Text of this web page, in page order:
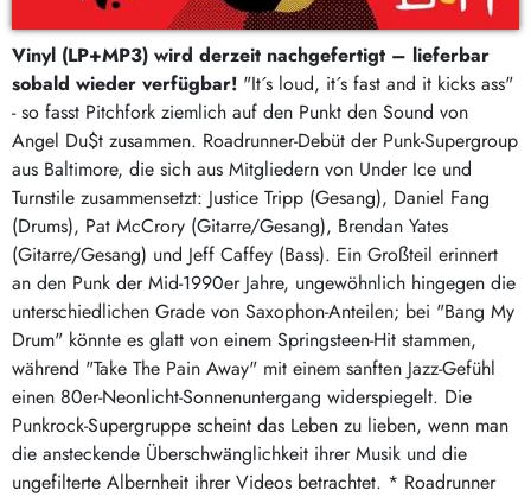
Vinyl (LP+MP3) wird derzeit nachgefertigt – lieferbar
sobald wieder verfügbar! "It´s loud, it´s fast and it kicks ass"
- so fasst Pitchfork ziemlich auf den Punkt den Sound von
Angel Du$t zusammen. Roadrunner-Debüt der Punk-Supergroup
aus Baltimore, die sich aus Mitgliedern von Under Ice und
Turnstile zusammensetzt: Justice Tripp (Gesang), Daniel Fang
(Drums), Pat McCrory (Gitarre/Gesang), Brendan Yates
(Gitarre/Gesang) und Jeff Caffey (Bass). Ein Großteil erinnert
an den Punk der Mid-1990er Jahre, ungewöhnlich hingegen die
unterschiedlichen Grade von Saxophon-Anteilen; bei "Bang My
Drum" könnte es glatt von einem Springsteen-Hit stammen,
während "Take The Pain Away" mit einem sanften Jazz-Gefühl
einen 80er-Neonlicht-Sonnenuntergang widerspiegelt. Die
Punkrock-Supergruppe scheint das Leben zu lieben, wenn man
die ansteckende Überschwänglichkeit ihrer Musik und die
ungefilterte Albernheit ihrer Videos betrachtet. * Roadrunner